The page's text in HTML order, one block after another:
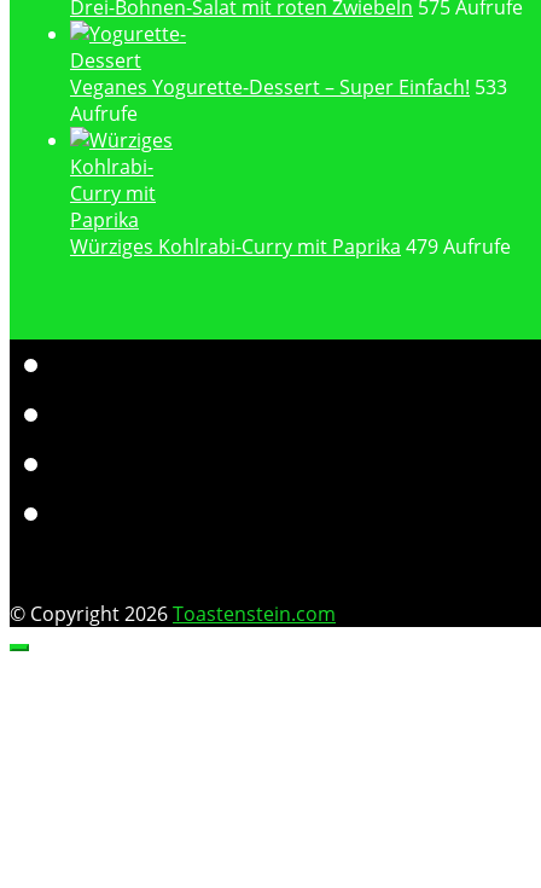
Drei-Bohnen-Salat mit roten Zwiebeln 575 Aufrufe
Veganes Yogurette-Dessert – Super Einfach! 533
Aufrufe
Würziges Kohlrabi-Curry mit Paprika 479 Aufrufe
© Copyright 2026Toastenstein.com